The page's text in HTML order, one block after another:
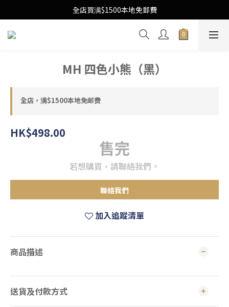
Free Local Shipping Upon $1500 purchase
全店買满$1500本地免郵費
Free Local Shipping Upon $1500 purchase
MH 四色小熊（黑）
全店，满$1500本地免邮费
HK$498.00
售完
若想購買，請聯絡我們。
聯絡我們
加入追蹤清單
商品描述
送貨及付款方式